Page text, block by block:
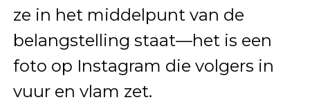
ze in het middelpunt van de
belangstelling staat—het is een
foto op Instagram die volgers in
vuur en vlam zet.